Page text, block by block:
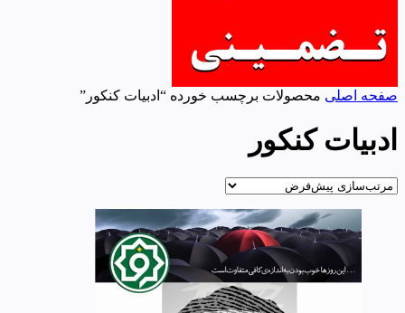
صفحه اصلی محصولات برچسب خورده “ادبیات کنکور”
ادبیات کنکور